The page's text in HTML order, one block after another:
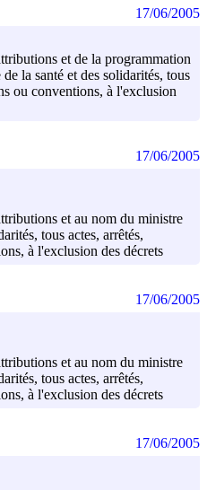
et de la programmation
la santé et des solidarités, tous
ou conventions, à l'exclusion
17/06/2005
et au nom du ministre
tous actes, arrêtés,
à l'exclusion des décrets
17/06/2005
et au nom du ministre
tous actes, arrêtés,
à l'exclusion des décrets
17/06/2005
17/06/2005